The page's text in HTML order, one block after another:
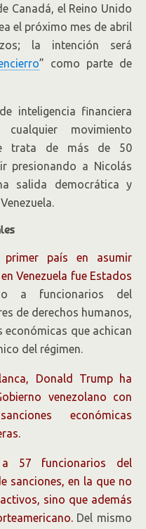
Canadá, el Reino Unido
el próximo mes de abril
la intención será
” como parte de
inteligencia financiera
movimiento
trata de más de 50
presionando a Nicolás
salida democrática y
país en asumir
Venezuela fue Estados
a funcionarios del
de derechos humanos,
que achican
del régimen.
Donald Trump ha
venezolano con
económicas
a 57 funcionarios del
sanciones, en la que no
sino que además
Del mismo